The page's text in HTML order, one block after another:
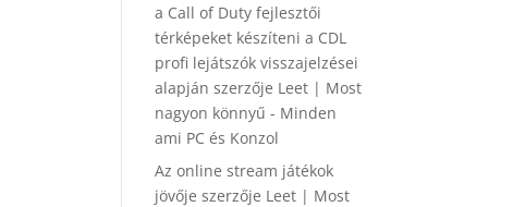
a Call of Duty fejlesztői
térképeket készíteni a CDL
profi lejátszók visszajelzései
alapján szerzője Leet | Most
nagyon könnyű - Minden
ami PC és Konzol
Az online stream játékok
jövője szerzője Leet | Most